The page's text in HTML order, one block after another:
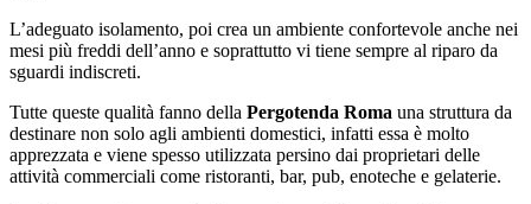
L’adeguato isolamento, poi crea un ambiente confortevole anche nei
mesi più freddi dell’anno e soprattutto vi tiene sempre al riparo da
sguardi indiscreti.
Tutte queste qualità fanno della Pergotenda Roma una struttura da
destinare non solo agli ambienti domestici, infatti essa è molto
apprezzata e viene spesso utilizzata persino dai proprietari delle
attività commerciali come ristoranti, bar, pub, enoteche e gelaterie.